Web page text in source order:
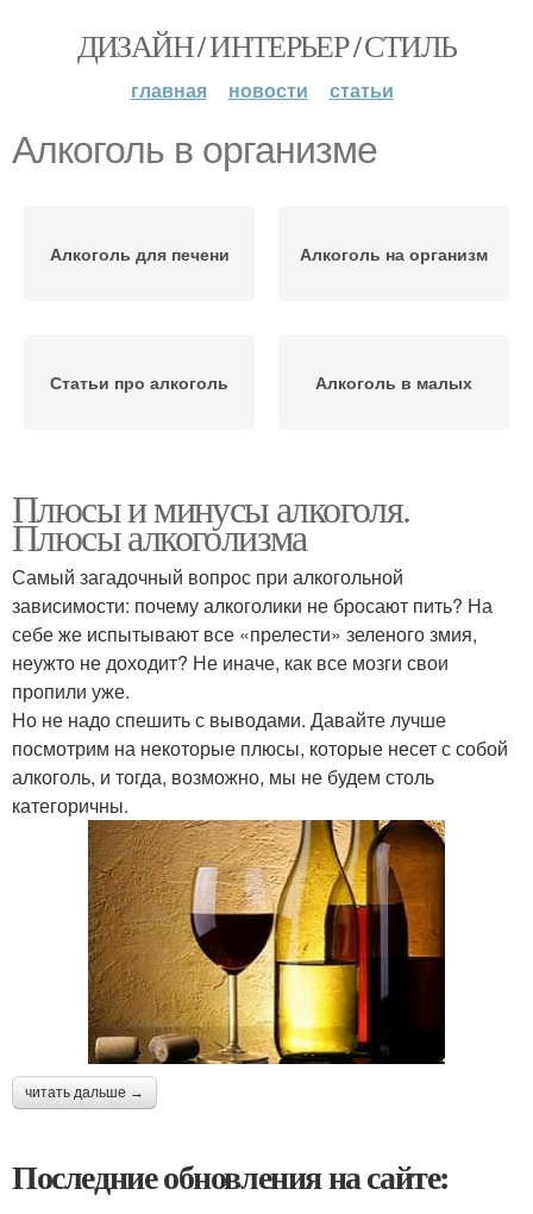
ДИЗАЙН / ИНТЕРЬЕР / СТИЛЬ
главная новости статьи
Алкоголь в организме
Алкоголь для печени Алкоголь на организм
Статьи про алкоголь Алкоголь в малых
Плюсы и минусы алкоголя.
Плюсы алкоголизма
Самый загадочный вопрос при алкогольной
зависимости: почему алкоголики не бросают пить? На
себе же испытывают все «прелести» зеленого змия,
неужто не доходит? Не иначе, как все мозги свои
пропили уже.
Но не надо спешить с выводами. Давайте лучше
посмотрим на некоторые плюсы, которые несет с собой
алкоголь, и тогда, возможно, мы не будем столь
категоричны.
читать дальше →
Последние обновления на сайте: